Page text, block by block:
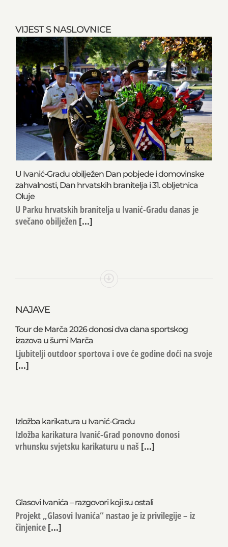
VIJEST S NASLOVNICE
U Ivanić-Gradu obilježen Dan pobjede i domovinske
zahvalnosti, Dan hrvatskih branitelja i 31. obljetnica
Oluje
U Parku hrvatskih branitelja u Ivanić-Gradu danas je
svečano obilježen [...]
NAJAVE
Tour de Marča 2026 donosi dva dana sportskog
izazova u šumi Marča
Ljubitelji outdoor sportova i ove će godine doći na svoje
[...]
Izložba karikatura u Ivanić-Gradu
Izložba karikatura Ivanić-Grad ponovno donosi
vrhunsku svjetsku karikaturu u naš [...]
Glasovi Ivanića – razgovori koji su ostali
Projekt „Glasovi Ivanića“ nastao je iz privilegije – iz
činjenice [...]